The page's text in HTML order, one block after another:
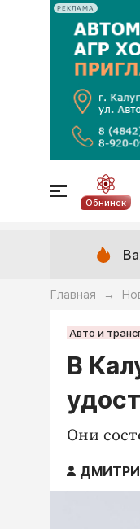
РЕКЛАМА
Обнинск
Главная →
Авто и
В
Они